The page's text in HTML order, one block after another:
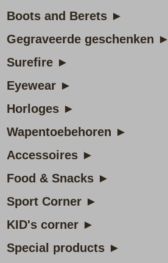
Boots and Berets ►
Gegraveerde geschenken ►
Surefire ►
Eyewear ►
Horloges ►
Wapentoebehoren ►
Accessoires ►
Food & Snacks ►
Sport Corner ►
KID's corner ►
Special products ►